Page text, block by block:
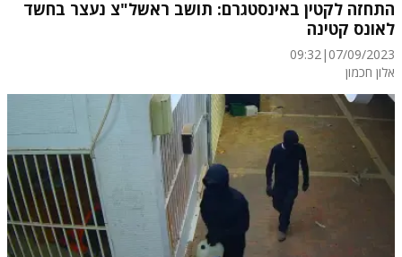
התחזה לקטין באינסטגרם: תושב ראשל"צ נעצר בחשד
לאונס קטינה
07/09/2023
|
09:32
אלון חכמון